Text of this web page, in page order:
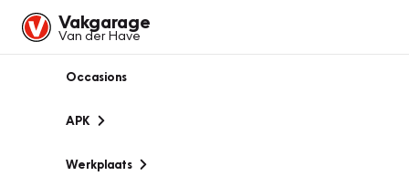
Vakgarage
Van der Have
Occasions
APK
Werkplaats